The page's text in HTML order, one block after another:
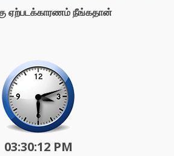
ஏற்படக்காரணம் நீங்கதான்
03:30:14 PM